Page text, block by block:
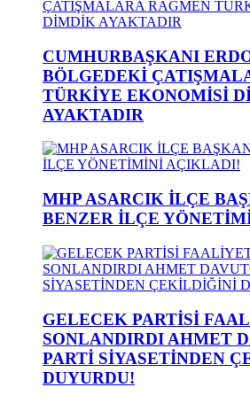
CUMHURBAŞKANI
BÖLGEDEKİ
TÜRKİYE EKONOMİSİ
AYAKTADIR
MHP ASARCIK İLÇE
BENZER İLÇE
GELECEK PARTİSİ
SONLANDIRDI AHMET
PARTİ SİYASETİNDEN
DUYURDU!